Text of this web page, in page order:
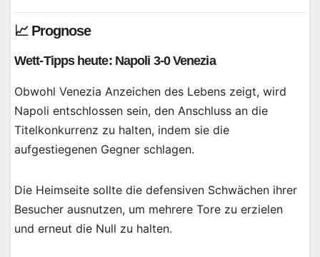
📈 Prognose
Wett-Tipps heute: Napoli 3-0 Venezia
Obwohl Venezia Anzeichen des Lebens zeigt, wird
Napoli entschlossen sein, den Anschluss an die
Titelkonkurrenz zu halten, indem sie die
aufgestiegenen Gegner schlagen.
Die Heimseite sollte die defensiven Schwächen ihrer
Besucher ausnutzen, um mehrere Tore zu erzielen
und erneut die Null zu halten.